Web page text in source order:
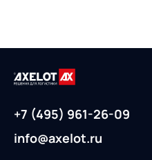
+7 (495) 961-26-09
info@axelot.ru